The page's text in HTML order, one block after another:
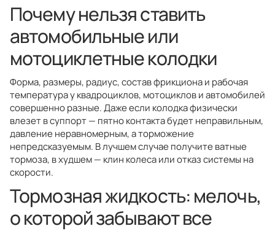
Почему нельзя ставить
автомобильные или
мотоциклетные колодки
Форма, размеры, радиус, состав фрикциона и рабочая
температура у квадроциклов, мотоциклов и автомобилей
совершенно разные. Даже если колодка физически
влезет в суппорт — пятно контакта будет неправильным,
давление неравномерным, а торможение
непредсказуемым. В лучшем случае получите ватные
тормоза, в худшем — клин колеса или отказ системы на
скорости.
Тормозная жидкость: мелочь,
о которой забывают все